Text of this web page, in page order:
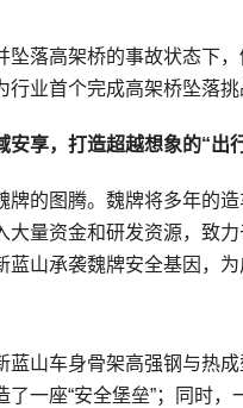
坠落高架桥的事故状态下
业首个完成高架桥坠落挑
安享，打造超越想象的“出
牌的图腾。魏牌将多年的
大量资金和研发资源，致
山承袭魏牌安全基因，
山车身骨架高强钢与热
一座“安全堡垒”；同时